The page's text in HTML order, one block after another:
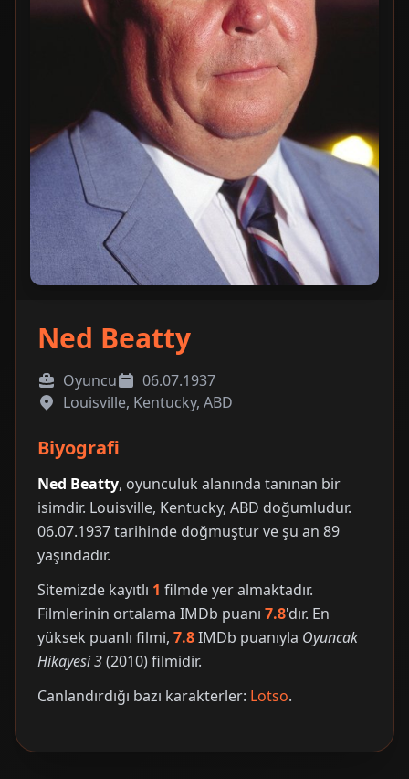
Ned Beatty
Oyuncu
06.07.1937
Louisville, Kentucky, ABD
Biyografi
Ned Beatty, oyunculuk alanında tanınan bir
isimdir. Louisville, Kentucky, ABD doğumludur.
06.07.1937 tarihinde doğmuştur ve şu an 89
yaşındadır.
Sitemizde kayıtlı 1 filmde yer almaktadır.
Filmlerinin ortalama IMDb puanı 7.8'dır. En
yüksek puanlı filmi, 7.8IMDb puanıyla Oyuncak
Hikayesi 3(2010) filmidir.
Canlandırdığı bazı karakterler: Lotso.